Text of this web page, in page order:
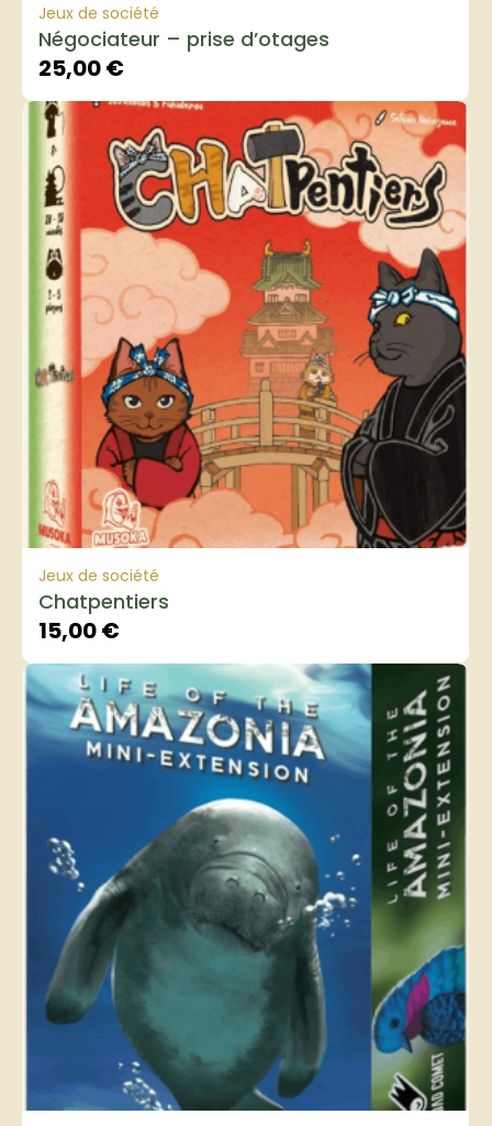
Jeux de société
Négociateur – prise d’otages
25,00€
Jeux de société
Chatpentiers
15,00€